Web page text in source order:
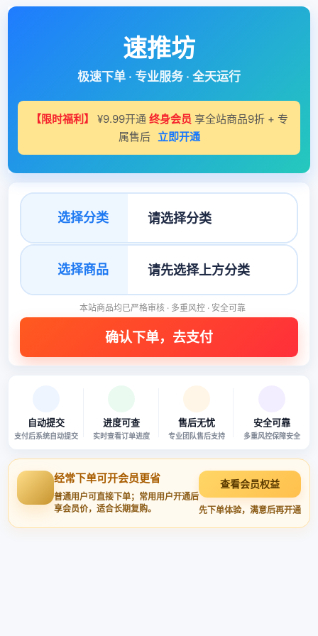
速推坊
极速下单 · 专业服务 · 全天运行
【限时福利】 ¥9.99开通 终身会员 享全站商品9折 + 专
属售后 立即开通
选择分类
选择商品
本站商品均已严格审核 · 多重风控 · 安全可靠
自动提交
支付后系统自动提交
进度可查
实时查看订单进度
售后无忧
专业团队售后支持
安全可靠
多重风控保障安全
经常下单可开会员更省
普通用户可直接下单；常用用户开通后
享会员价，适合长期复购。
查看会员权益
先下单体验，满意后再开通